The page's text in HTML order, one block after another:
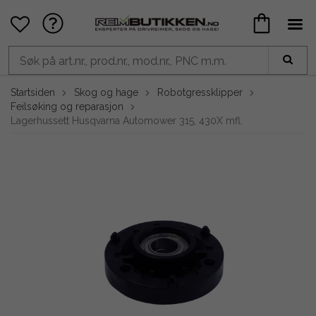
Startsiden Skog og hage
Robotgressklipper
Feilsøking og reparasjon
Lagerhussett Husqvarna Automower 315, 430X mfl.